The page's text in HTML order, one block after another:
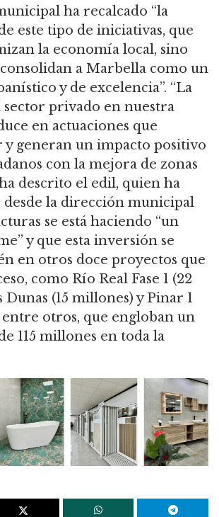
ha recalcado “la
este tipo de iniciativas, que
la economía local, sino
a Marbella como un
y de excelencia”. “La
sector privado en nuestra
en actuaciones que
y generan un impacto positivo
con la mejora de zonas
ha descrito el edil, quien ha
desde la dirección municipal
se está haciendo “un
y que esta inversión se
en otros doce proyectos que
como Río Real Fase 1 (22
Dunas (15 millones) y Pinar 1
entre otros, que engloban un
115 millones en toda la